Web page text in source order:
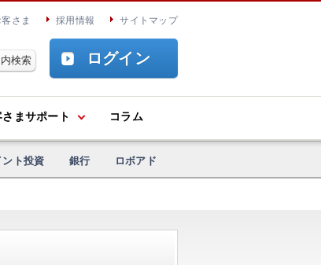
さま 採用情報 サイトマップ
ログイン
さまサポート コラム
ント投資 銀行 ロボアド